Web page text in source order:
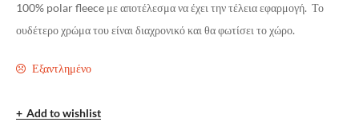
100% polar fleece με αποτέλεσμα να έχει την τέλεια εφαρμογή. Το
ουδέτερο χρώμα του είναι διαχρονικό και θα φωτίσει το χώρο.
Εξαντλημένο
Add to wishlist